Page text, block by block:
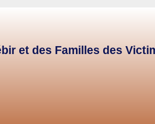
et des Familles des